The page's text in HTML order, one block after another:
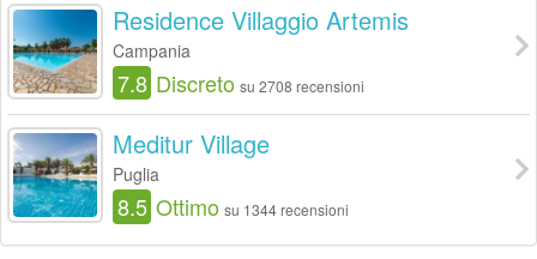
Residence Villaggio Artemis
Campania
7.8 Discreto su 2708 recensioni
Meditur Village
Puglia
8.5 Ottimo su 1344 recensioni